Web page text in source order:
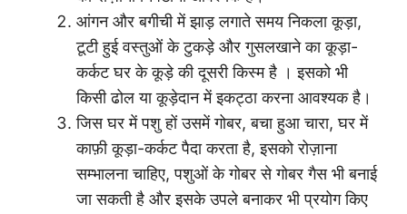
आंगन और बगीची में झाड़ लगाते समय निकला कूड़ा,
टूटी हुई वस्तुओं के टुकड़े और गुसलखाने का कूड़ा-
कर्कट घर के कूड़े की दूसरी किस्म है । इसको भी
किसी ढोल या कूड़ेदान में इकट्ठा करना आवश्यक है।
जिस घर में पशु हों उसमें गोबर, बचा हुआ चारा, घर में
काफ़ी कूड़ा-कर्कट पैदा करता है, इसको रोज़ाना
सम्भालना चाहिए, पशुओं के गोबर से गोबर गैस भी बनाई
जा सकती है और इसके उपले बनाकर भी प्रयोग किए